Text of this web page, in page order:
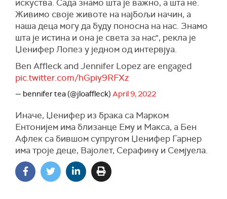
искуства. Сада знамо шта је важно, а шта не.
Живимо своје животе на најбољи начин, а
наша деца могу да буду поносна на нас. Знамо
шта је истина и она је света за нас", рекла је
Џенифер Лопез у једном од интервјуа.
Ben Affleck and Jennifer Lopez are engaged
pic.twitter.com/hGpiy9RFXz
— bennifer tea (@jloaffleck) April 9, 2022
Иначе, Џенифер из брака са Марком
Ентонијем има близанце Ему и Макса, а Бен
Афлек са бившом супругом Џенифер Гарнер
има троје деце, Вајолет, Серафину и Семјуела.